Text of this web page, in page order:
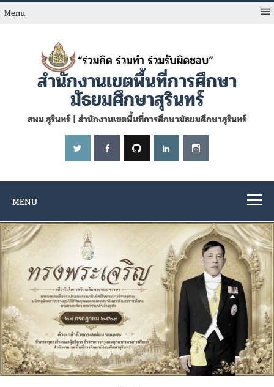
Skip
toMenu
สำนักงานเขตพื้นที่การศึกษา
มัธยมศึกษาสุรินทร์
สพม.สุรินทร์ | สำนักงานเขตพื้นที่การศึกษามัธยมศึกษาสุรินทร์
MENU